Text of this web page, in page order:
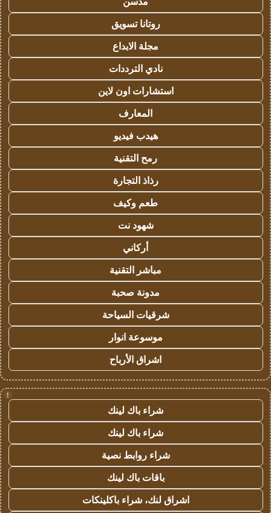
روتانا تسويق
مجلة الابداع
نادي الترددات
استشارات اون لاين
المعارف
هيدب فيديو
رمح التقنية
رذاذ التجارة
طعم وكيف
شهود نت
أركاني
مباشر التقنية
مدونة صحبة
شرقيات السياحة
موسوعة انوار
اشراق الأرباح
!
شراء باك لينك
شراء باك لينك
شراء روابط نصية
باقات باك لينك
اشراق لنك، شراء باكلينكات